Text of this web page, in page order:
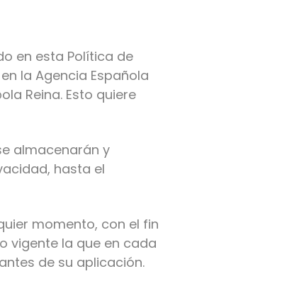
en esta Política de
la Agencia Española
Reina. Esto quiere
almacenarán y
hasta el
momento, con el fin
vigente la que en cada
de su aplicación.